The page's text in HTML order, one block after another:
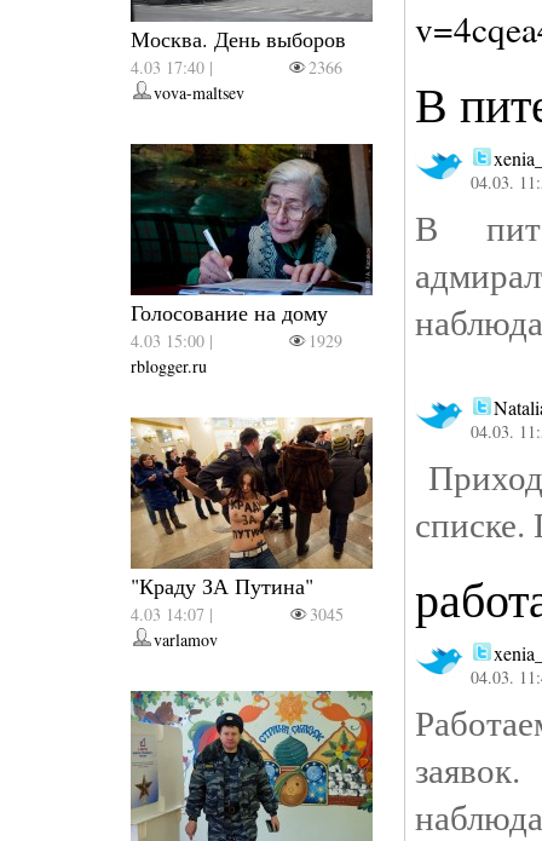
Москва. День выборов
4.03 17:40 |
2366
vova-maltsev
Голосование на дому
4.03 15:00 |
1929
rblogger.ru
"Краду ЗА Путина"
4.03 14:07 |
3045
varlamov
В
04.03.
В
04.03.
списке.
04.03.